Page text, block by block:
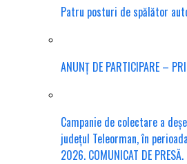
Patru posturi de spălător
ANUNȚ DE PARTICIPARE –
Campanie de colectare a
județul Teleorman, în
2026. COMUNICAT DE PRESĂ.